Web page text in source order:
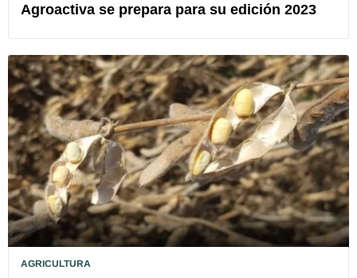
Agroactiva se prepara para su edición 2023
AGRICULTURA